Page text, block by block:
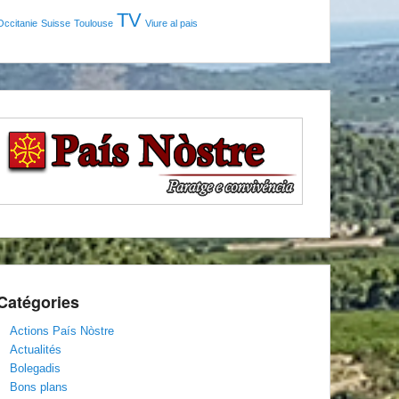
Suisse Toulouse TV Viure al pais
Actions País Nòstre
Actualités
Bolegadis
Bons plans